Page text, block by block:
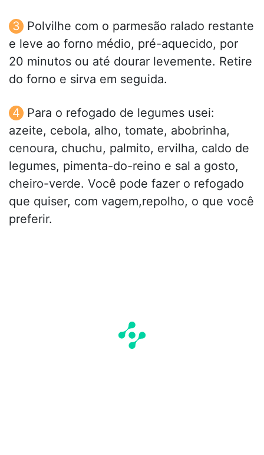
Polvilhe com o parmesão ralado restante
e leve ao forno médio, pré-aquecido, por
20 minutos ou até dourar levemente. Retire
do forno e sirva em seguida.
Para o refogado de legumes usei:
azeite, cebola, alho, tomate, abobrinha,
cenoura, chuchu, palmito, ervilha, caldo de
legumes, pimenta-do-reino e sal a gosto,
cheiro-verde. Você pode fazer o refogado
que quiser, com vagem,repolho, o que você
preferir.